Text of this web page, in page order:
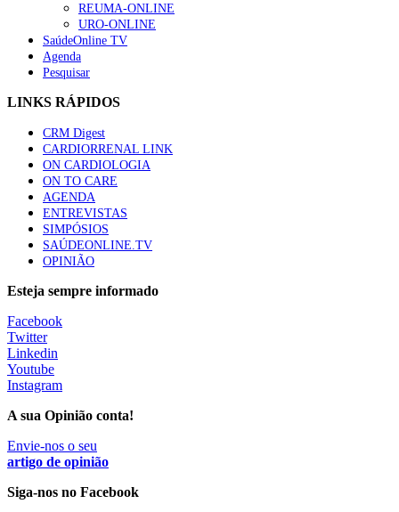
Trodelvy aprovado para primeira linha no cancro da
mama triplo negativo metastático em doentes não
61 visualizações
REUMA-ONLINE
URO-ONLINE
SaúdeOnline TV
Agenda
Pesquisar
LINKS RÁPIDOS
CRM Digest
CARDIORRENAL LINK
ON CARDIOLOGIA
ON TO CARE
AGENDA
ENTREVISTAS
SIMPÓSIOS
SAÚDEONLINE.TV
OPINIÃO
Esteja sempre informado
Facebook
Twitter
Linkedin
Youtube
Instagram
A sua Opinião conta!
Envie-nos o seu
artigo de opinião
Siga-nos no Facebook